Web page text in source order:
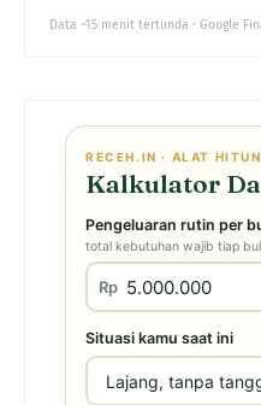
Data ~15 menit tertunda · Google
RECEH.IN · ALAT
Kalkulator
Pengeluaran rutin per
total kebutuhan wajib tiap
Rp
Situasi kamu saat ini